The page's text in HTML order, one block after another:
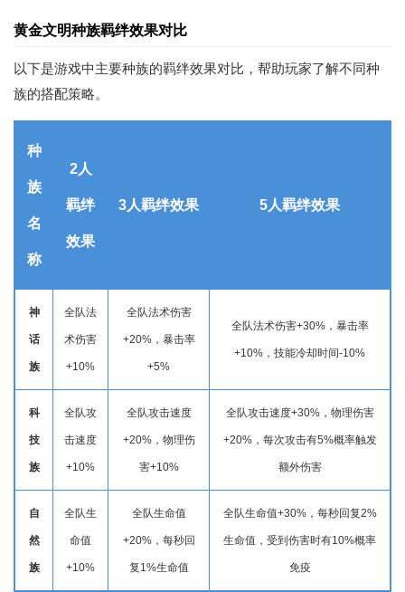
黄金文明种族羁绊效果对比
以下是游戏中主要种族的羁绊效果对比，帮助玩家了解不同种
族的搭配策略。
种
族
名
称
2人
羁绊
效果
3人羁绊效果 5人羁绊效果
神
话
族
全队法
术伤害
+10%
全队法术伤害
+20%，暴击率
+5%
全队法术伤害+30%，暴击率
+10%，技能冷却时间-10%
科
技
族
全队攻
击速度
+10%
全队攻击速度
+20%，物理伤
害+10%
全队攻击速度+30%，物理伤害
+20%，每次攻击有5%概率触发
额外伤害
自
然
族
全队生
命值
+10%
全队生命值
+20%，每秒回
复1%生命值
全队生命值+30%，每秒回复2%
生命值，受到伤害时有10%概率
免疫